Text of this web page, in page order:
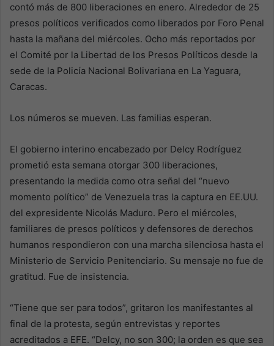
contó más de 800 liberaciones en enero. Alrededor de 25
presos políticos verificados como liberados por Foro Penal
hasta la mañana del miércoles. Ocho más reportados por
el Comité por la Libertad de los Presos Políticos desde la
sede de la Policía Nacional Bolivariana en La Yaguara,
Caracas.
Los números se mueven. Las familias esperan.
El gobierno interino encabezado por Delcy Rodríguez
prometió esta semana otorgar 300 liberaciones,
presentando la medida como otra señal del “nuevo
momento político” de Venezuela tras la captura en EE.UU.
del expresidente Nicolás Maduro. Pero el miércoles,
familiares de presos políticos y defensores de derechos
humanos respondieron con una marcha silenciosa hasta el
Ministerio de Servicio Penitenciario. Su mensaje no fue de
gratitud. Fue de insistencia.
“Tiene que ser para todos”, gritaron los manifestantes al
final de la protesta, según entrevistas y reportes
acreditados a EFE. “Delcy, no son 300; la orden es que sea